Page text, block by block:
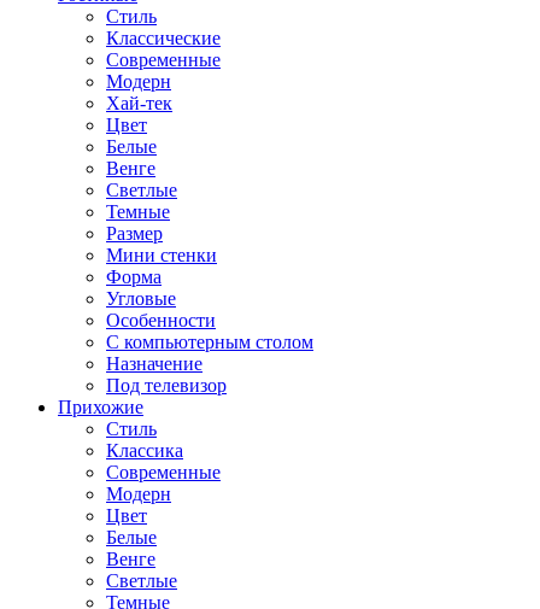
Стиль
Классические
Современные
Модерн
Хай-тек
Цвет
Белые
Венге
Светлые
Темные
Размер
Мини стенки
Форма
Угловые
Особенности
С компьютерным столом
Назначение
Под телевизор
Прихожие
Стиль
Классика
Современные
Модерн
Цвет
Белые
Венге
Светлые
Темные